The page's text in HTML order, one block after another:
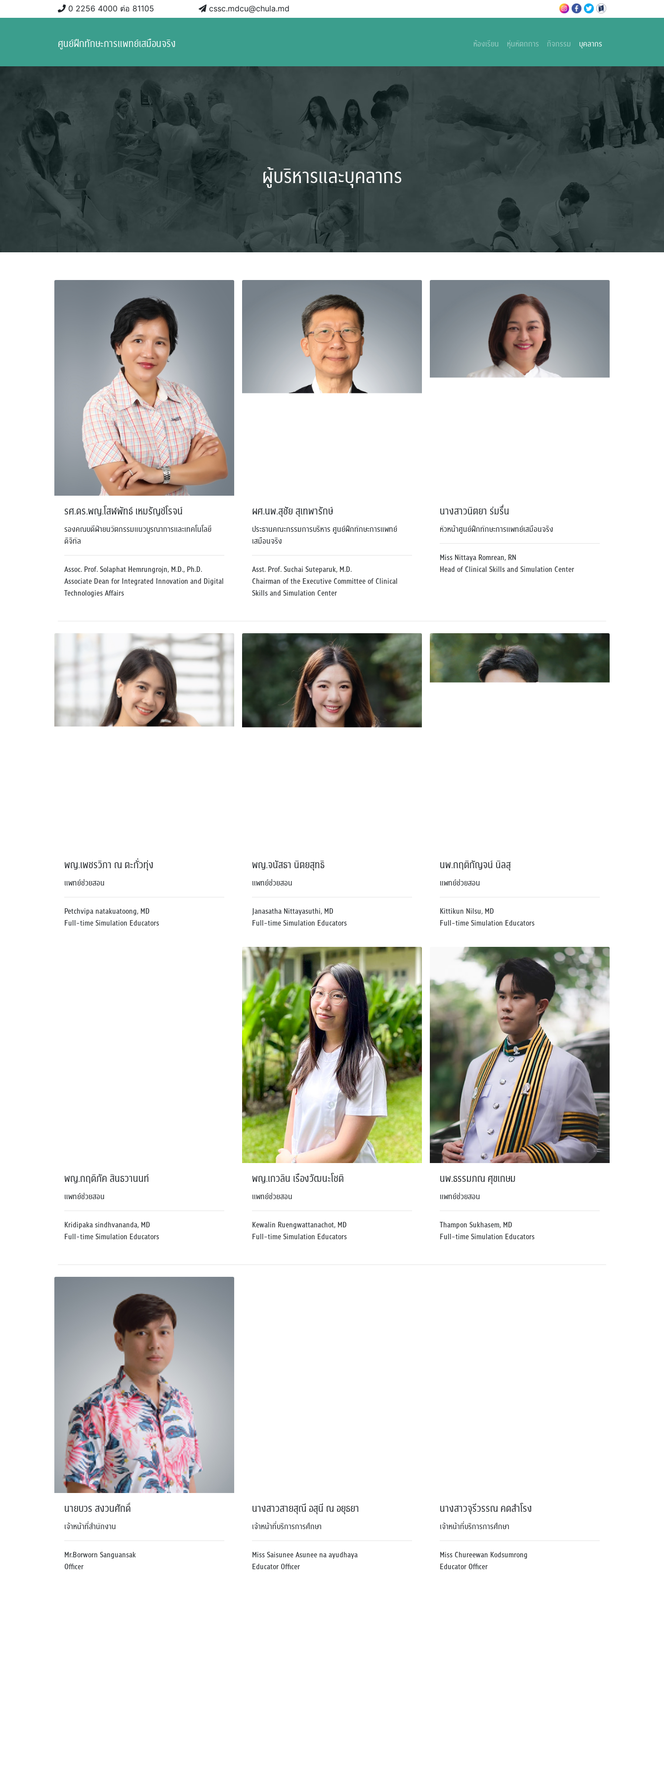
0 2256 4000 ต่อ 81105 cssc.mdcu@chula.md
ศูนย์ฝึกทักษะการแพทย์เสมือนจริง (current)
ห้องเรียน หุ่นหัตถการ กิจกรรม บุคลากร
ผู้บริหารและบุคลากร
รศ.ดร.พญ.โสฬพัทธ์ เหมรัญช์โรจน์
รองคณบดีฝ่ายนวัตกรรมแนวบูรณาการและเทคโนโลยี
ดิจิทัล
Assoc. Prof. Solaphat Hemrungrojn, M.D., Ph.D.
Associate Dean for Integrated Innovation and Digital
Technologies Affairs
ผศ.นพ.สุชัย สุเทพารักษ์
ประธานคณะกรรมการบริหาร ศูนย์ฝึกทักษะการแพทย์
เสมือนจริง
Asst. Prof. Suchai Suteparuk, M.D.
Chairman of the Executive Committee of Clinical
Skills and Simulation Center
นางสาวนิตยา ร่มรื่น
หัวหน้าศูนย์ฝึกทักษะการแพทย์เสมือนจริง
Miss Nittaya Romrean, RN
Head of Clinical Skills and Simulation Center
พญ.เพชรวิภา ณ ตะกั่วทุ่ง
แพทย์ช่วยสอน
Petchvipa natakuatoong, MD
Full-time Simulation Educators
พญ.จนัสธา นิตยสุทธิ
แพทย์ช่วยสอน
Janasatha Nittayasuthi, MD
Full-time Simulation Educators
นพ.กฤติกัญจน์ นิลสุ
แพทย์ช่วยสอน
Kittikun Nilsu, MD
Full-time Simulation Educators
พญ.กฤดิภัค สินธวานนท์
แพทย์ช่วยสอน
Kridipaka sindhvananda, MD
Full-time Simulation Educators
พญ.เกวลิน เรืองวัฒนะโชติ
แพทย์ช่วยสอน
Kewalin Ruengwattanachot, MD
Full-time Simulation Educators
นพ.ธรรมภณ ศุขเกษม
แพทย์ช่วยสอน
Thampon Sukhasem, MD
Full-time Simulation Educators
นายบวร สงวนศักดิ์
เจ้าหน้าที่สำนักงาน
Mr.Borworn Sanguansak
Officer
นางสาวสายสุณี อสุนี ณ อยุธยา
เจ้าหน้าที่บริการการศึกษา
Miss Saisunee Asunee na ayudhaya
Educator Officer
นางสาวจุรีวรรณ คดสำโรง
เจ้าหน้าที่บริการการศึกษา
Miss Chureewan Kodsumrong
Educator Officer